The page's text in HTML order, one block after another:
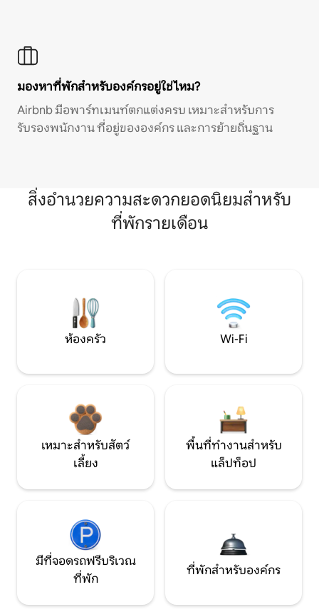
มองหาที่พักสำหรับองค์กรอยู่ใช่ไหม?
Airbnb มีอพาร์ทเมนท์ตกแต่งครบ เหมาะสำหรับการ
รับรองพนักงาน ที่อยู่ขององค์กร และการย้ายถิ่นฐาน
สิ่งอำนวยความสะดวกยอดนิยมสำหรับ
ที่พักรายเดือน
ห้องครัว Wi-Fi
เหมาะสำหรับสัตว์
เลี้ยง
พื้นที่ทำงานสำหรับ
แล็ปท็อป
มีที่จอดรถฟรีบริเวณ
ที่พัก
ที่พักสำหรับองค์กร